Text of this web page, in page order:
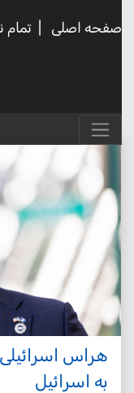
صفحه اصلی | تمام
هراس
به اسرائیل